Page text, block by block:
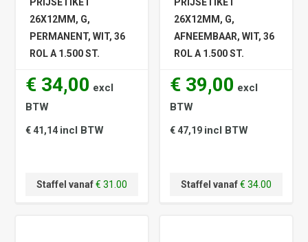
26X12MM, G,
PERMANENT, WIT, 36
ROL A 1.500 ST.
€ 34,00 excl
BTW
€ 41,14 incl BTW
Staffel vanaf€ 31.00
26X12MM, G,
AFNEEMBAAR, WIT, 36
ROL A 1.500 ST.
€ 39,00 excl
BTW
€ 47,19 incl BTW
Staffel vanaf€ 34.00